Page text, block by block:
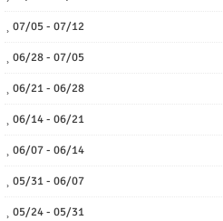
07/05 - 07/12
06/28 - 07/05
06/21 - 06/28
06/14 - 06/21
06/07 - 06/14
05/31 - 06/07
05/24 - 05/31